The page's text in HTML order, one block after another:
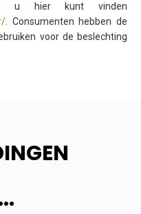
u hier kunt vinden
Consumenten hebben de
voor de beslechting